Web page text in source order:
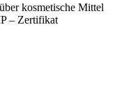
kosmetische Mittel
– Zertifikat